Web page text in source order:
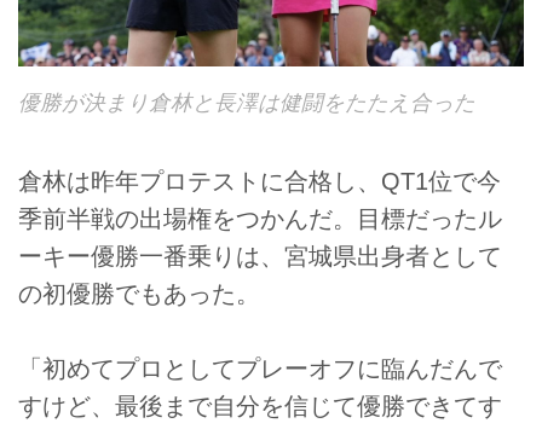
優勝が決まり倉林と長澤は健闘をたたえ合った
倉林は昨年プロテストに合格し、QT1位で今
季前半戦の出場権をつかんだ。目標だったル
ーキー優勝一番乗りは、宮城県出身者として
の初優勝でもあった。
「初めてプロとしてプレーオフに臨んだんで
すけど、最後まで自分を信じて優勝できてす